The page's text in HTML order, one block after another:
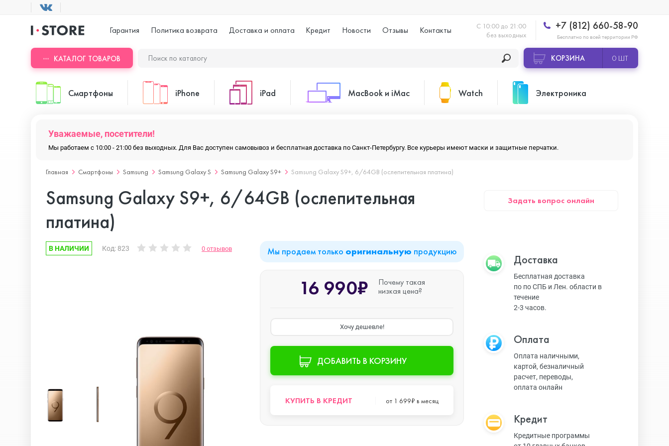
Гарантия Политика возврата Доставка и оплата Кредит Новости Отзывы Контакты
С 10:00 до 21:00
без выходных
+7 (812) 660-58-90
Бесплатно по всей территории РФ
КАТАЛОГ ТОВАРОВ КОРЗИНА 0 ШТ
Смартфоны
ASUS
Blackview
Google Pixel
iPhone
iPhone 17 Pro
iPhone 17e
iPhone 16E
iPhone 16 Pro
iPad
iPad 10.9 (2022)
iPad Air (2022)
iPad Mini 6 (2021)
iPad Pro 12.9 M1
(2021)
MacBook и iMac
Macbook Air
Mac mini
Watch
Apple Watch Series 9
Apple Watch Ultra 3
Apple Watch Ultra
Apple Watch SE 2023
Apple Watch SE 2022
Электроника
Умные часы, браслеты
Уважаемые, посетители!
Мы работаем с 10:00 - 21:00 без выходных. Для Вас доступен самовывоз и бесплатная доставка по Санкт-Петербургу. Все курьеры имеют маски и защитные перчатки.
Главная Смартфоны Samsung Samsung Galaxy S Samsung Galaxy S9+ Samsung Galaxy S9+, 6/64GB (ослепительная платина)
Samsung Galaxy S9+, 6/64GB (ослепительная
платина)
В НАЛИЧИИ Код: 823 0 отзывов Мы продаем только оригинальную продукцию
16 990₽
Почему такая
низкая цена?
Хочу дешевле!
ДОБАВИТЬ В КОРЗИНУ
КУПИТЬ В КРЕДИТ от 1 699₽ в месяц
Задать вопрос онлайн
Доставка
Бесплатная доставка
по по СПБ и Лен. области в
течение
2-3 часов.
Оплата
Оплата наличными,
картой, безналичный
расчет, переводы,
оплата онлайн
Кредит
Кредитные программы